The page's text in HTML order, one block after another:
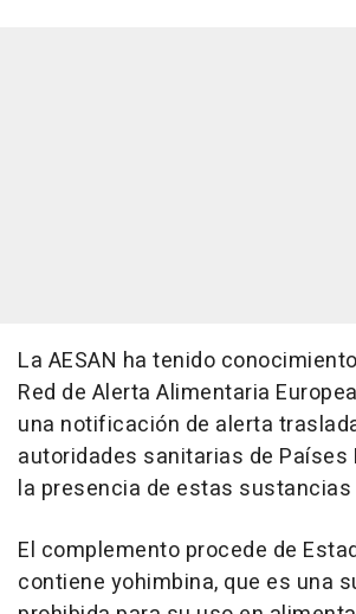
La AESAN ha tenido
Red de Alerta Alimentaria
una notificación de alerta
autoridades sanitarias de Países
la presencia de estas
El complemento procede de
contiene yohimbina, que es una